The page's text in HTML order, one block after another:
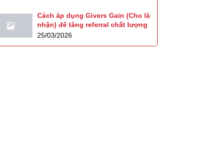
Cách áp dụng Givers Gain (Cho là
nhận) để tăng referral chất lượng
25/03/2026